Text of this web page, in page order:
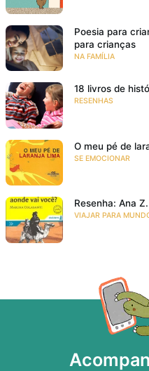
Poesia para
para crianças
NA FAMÍLIA
18 livros de
RESENHAS
O meu pé de
SE EMOCIONAR
Resenha: Ana
VIAJAR PARA